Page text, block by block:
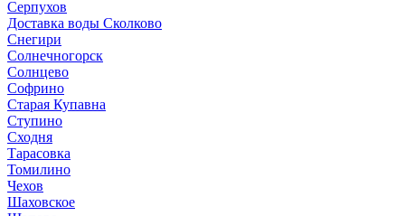
Серпухов
Доставка воды Сколково
Снегири
Солнечногорск
Солнцево
Софрино
Старая Купавна
Ступино
Сходня
Тарасовка
Томилино
Чехов
Шаховское